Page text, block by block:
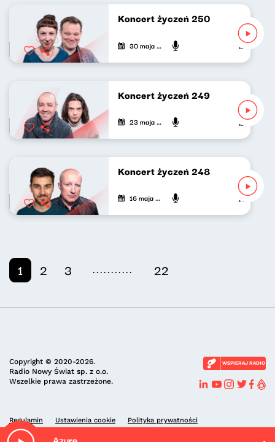
Koncert życzeń 250
30 maja 2026 Maria
Koncert życzeń 249
23 maja 2026 Marek
Koncert życzeń 248
16 maja 2026 Piotr
1 2 3 ........... 22
Copyright © 2020-2026.
Radio Nowy Świat sp. z o.o.
Wszelkie prawa zastrzeżone.
WSPIERAJ RADIO
Regulamin Ustawienia cookie Polityka prywatności